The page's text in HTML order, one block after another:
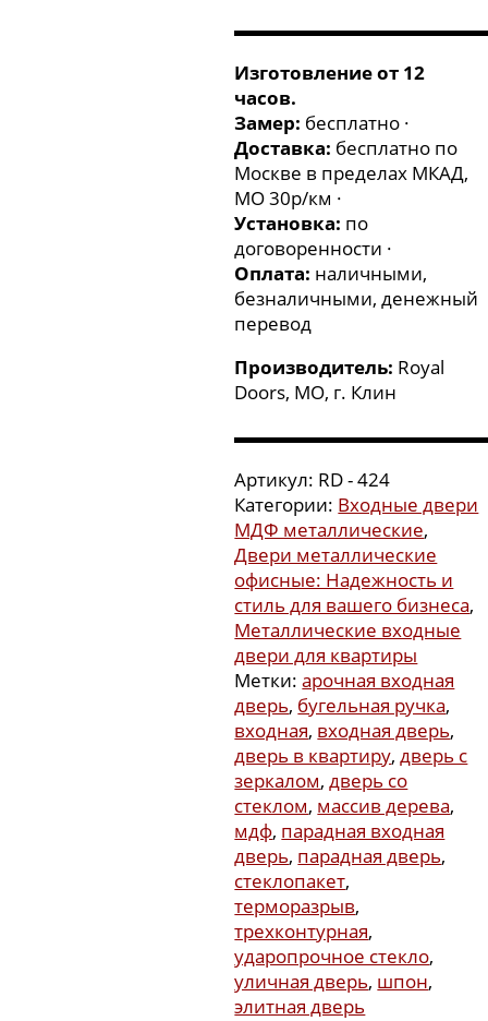
Изготовление от 12
часов.
Замер: бесплатно ·
Доставка: бесплатно по
Москве в пределах МКАД,
МО 30р/км ·
Установка: по
договоренности ·
Оплата: наличными,
безналичными, денежный
перевод
Производитель: Royal
Doors, МО, г. Клин
Артикул: RD - 424
Категории: Входные двери
МДФ металлические,
Двери металлические
офисные: Надежность и
стиль для вашего бизнеса,
Металлические входные
двери для квартиры
Метки:арочная входная
дверь, бугельная ручка,
входная, входная дверь,
дверь в квартиру,дверь с
зеркалом,дверь со
стеклом, массив дерева,
мдф, парадная входная
дверь, парадная дверь,
стеклопакет,
терморазрыв,
трехконтурная,
ударопрочное стекло,
уличная дверь, шпон,
элитная дверь